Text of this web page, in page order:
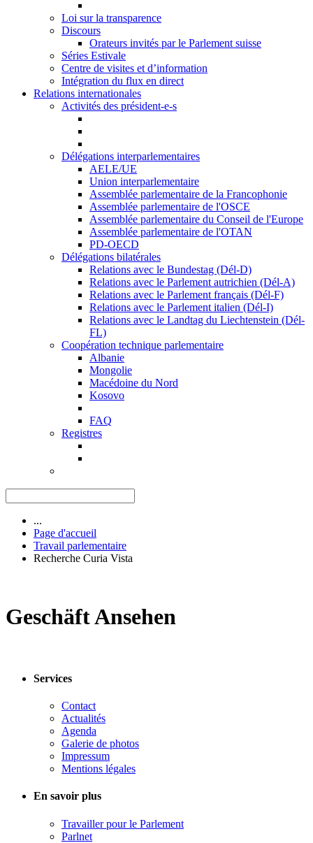
Loi sur la transparence
Discours
Orateurs invités par le Parlement suisse
Séries Estivale
Centre de visites et d’information
Intégration du flux en direct
Relations internationales
Activités des président-e-s
Délégations interparlementaires
AELE/UE
Union interparlementaire
Assemblée parlementaire de la Francophonie
Assemblée parlementaire de l'OSCE
Assemblée parlementaire du Conseil de l'Europe
Assemblée parlementaire de l'OTAN
PD-OECD
Délégations bilatérales
Relations avec le Bundestag (Dél-D)
Relations avec le Parlement autrichien (Dél-A)
Relations avec le Parlement français (Dél-F)
Relations avec le Parlement italien (Dél-I)
Relations avec le Landtag du Liechtenstein (Dél-
FL)
Coopération technique parlementaire
Albanie
Mongolie
Macédoine du Nord
Kosovo
FAQ
Registres
...
Page d'accueil
Travail parlementaire
Recherche Curia Vista
Geschäft Ansehen
Services
Contact
Actualités
Agenda
Galerie de photos
Impressum
Mentions légales
En savoir plus
Travailler pour le Parlement
Parlnet